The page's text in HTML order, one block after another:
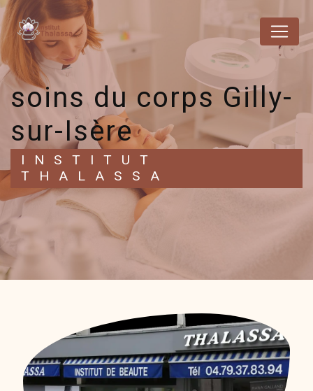
soins du corps Gilly-
sur-Isère
INSTITUT
THALASSA
Panneau de gestion des cookies